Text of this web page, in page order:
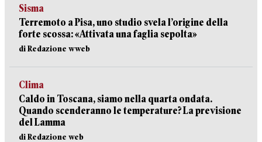
Sisma
Terremoto a Pisa, uno studio svela l’origine della
forte scossa: «Attivata una faglia sepolta»
di Redazione wweb
Clima
Caldo in Toscana, siamo nella quarta ondata.
Quando scenderanno le temperature? La previsione
del Lamma
di Redazione web